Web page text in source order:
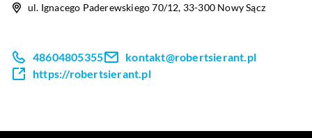
ul. Ignacego Paderewskiego 70/12, 33-300 Nowy Sącz
48604805355
kontakt@robertsierant.pl
https://robertsierant.pl